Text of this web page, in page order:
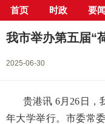
首页 时政 要闻
当前位置： 首页> 新闻中心
我市举办第五届“
2025-06-30
贵港讯 6月26日，
年大学举行。市委常